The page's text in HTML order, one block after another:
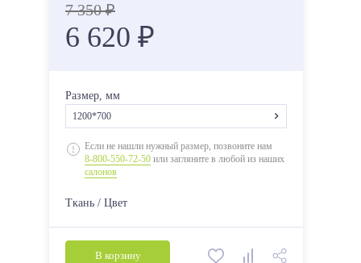
7 350 ₽
6 620 ₽
Размер, мм
1200*700
1200*600
1200*700
Если не нашли нужный размер, позвоните нам
8-800-550-72-50 или загляните в любой из наших
салонов
Ткань / Цвет
В корзину